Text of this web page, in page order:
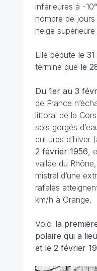
inférieures à -
nombre de
neige supérieure
Elle débute le
termine que le
Du 1er au 3
de France
littoral de la
sols gorgés
cultures d’hiver
2 février 1956,
vallée du
mistral d’une
rafales
km/h à Orange.
Voici la
polaire qui a
et le 2 février